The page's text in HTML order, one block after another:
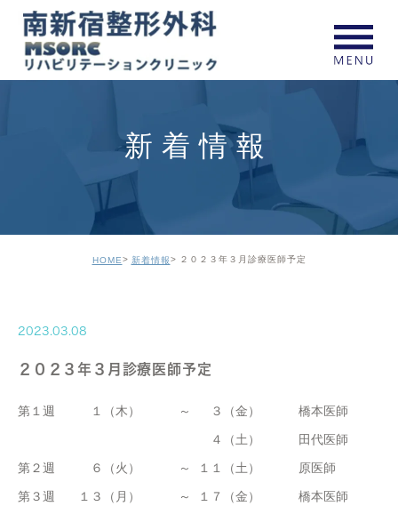
新着情報
HOME 新着情報 ２０２３年３月診療医師予定
2023.03.08
２０２３年３月診療医師予定
第１週 １（木） ～ ３（金）
橋本医師
４（土）
田代医師
第２週
６（火） ～ １１（土）
原医師
第３週
１３（月） ～ １７（金）
橋本医師